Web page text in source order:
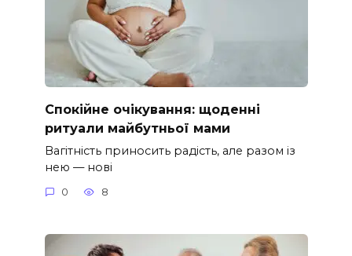
Спокійне очікування: щоденні
ритуали майбутньої мами
Вагітність приносить радість, але разом із
нею — нові
0 8